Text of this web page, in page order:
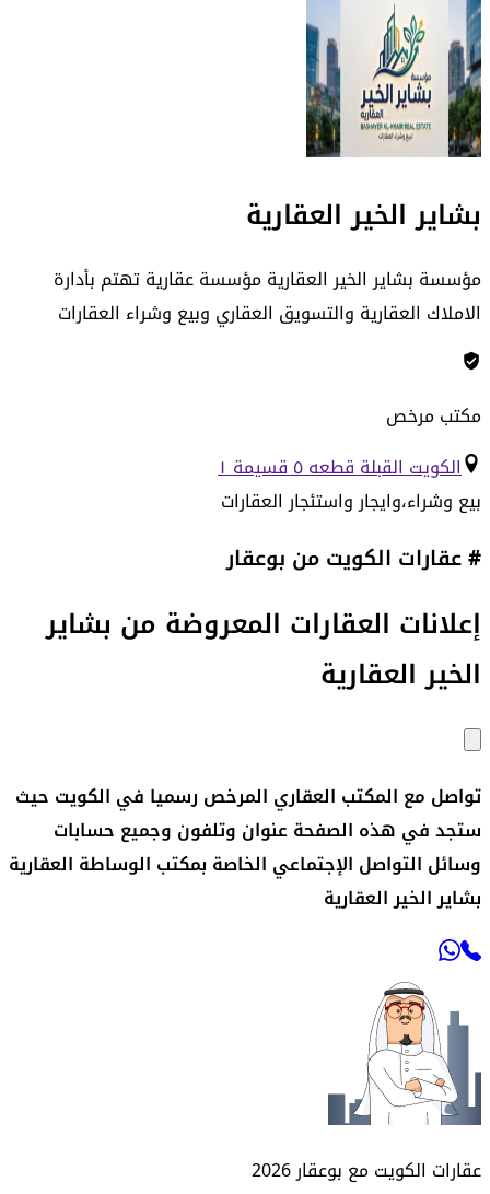
بشاير الخير العقارية
مؤسسة بشاير الخير العقارية مؤسسة عقارية تهتم بأدارة
الاملاك العقارية والتسويق العقاري وبيع وشراء العقارات
مكتب مرخص
الكويت القبلة قطعه ٥ قسيمة ١
بيع وشراء،وايجار واستئجار العقارات
# عقارات الكويت من بوعقار
إعلانات العقارات المعروضة من بشاير
الخير العقارية
تواصل مع المكتب العقاري المرخص رسميا في الكويت حيث
ستجد في هذه الصفحة عنوان وتلفون وجميع حسابات
وسائل التواصل الإجتماعي الخاصة بمكتب الوساطة العقارية
بشاير الخير العقارية
عقارات الكويت مع بوعقار2026